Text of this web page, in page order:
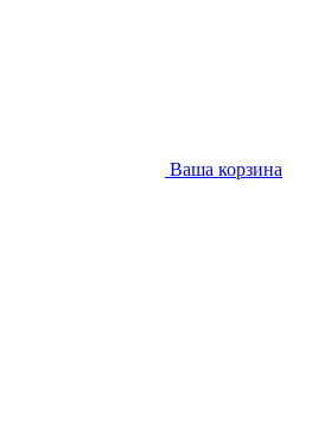
Ваша корзина